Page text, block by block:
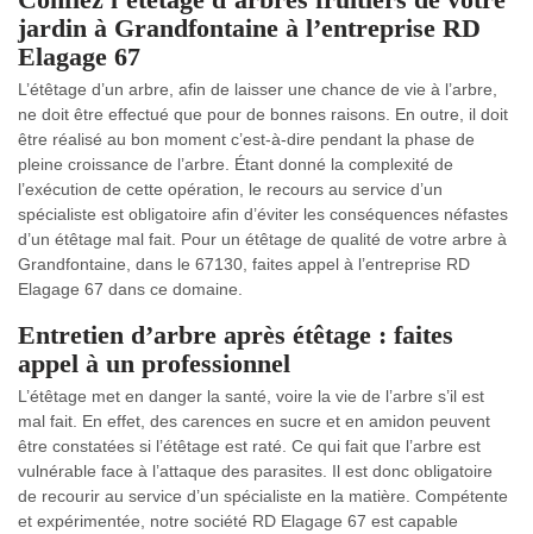
jardin à Grandfontaine à l’entreprise RD
Elagage 67
L’étêtage d’un arbre, afin de laisser une chance de vie à l’arbre,
ne doit être effectué que pour de bonnes raisons. En outre, il doit
être réalisé au bon moment c’est-à-dire pendant la phase de
pleine croissance de l’arbre. Étant donné la complexité de
l’exécution de cette opération, le recours au service d’un
spécialiste est obligatoire afin d’éviter les conséquences néfastes
d’un étêtage mal fait. Pour un étêtage de qualité de votre arbre à
Grandfontaine, dans le 67130, faites appel à l’entreprise RD
Elagage 67 dans ce domaine.
Entretien d’arbre après étêtage : faites
appel à un professionnel
L’étêtage met en danger la santé, voire la vie de l’arbre s’il est
mal fait. En effet, des carences en sucre et en amidon peuvent
être constatées si l’étêtage est raté. Ce qui fait que l’arbre est
vulnérable face à l’attaque des parasites. Il est donc obligatoire
de recourir au service d’un spécialiste en la matière. Compétente
et expérimentée, notre société RD Elagage 67 est capable